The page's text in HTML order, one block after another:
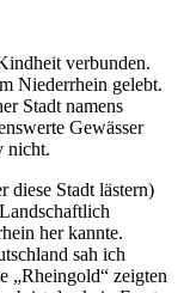
verbunden.
Niederrhein gelebt.
Stadt namens
Gewässer
nicht.
diese Stadt lästern)
her kannte.
sah ich
„Rheingold“ zeigten